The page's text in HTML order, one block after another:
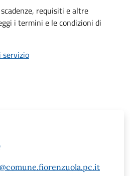
requisiti e altre
i termini e le condizioni di
servizio